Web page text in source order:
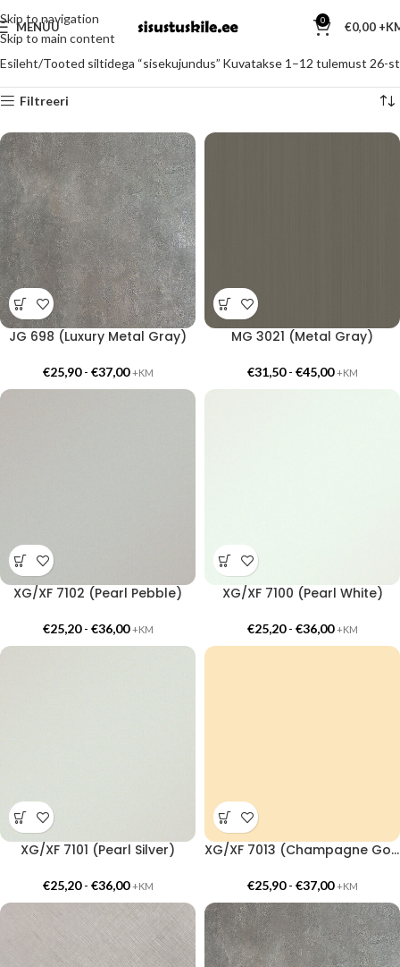
Skip to navigation
Skip to main content
MENÜÜ 0 €0,00
Esileht Tooted siltidega “sisekujundus” Kuvatakse 1–12 tulemust 26-st
Filtreeri
JG 698 (Luxury Metal Gray)
€25,90- €37,00 +KM
MG 3021 (Metal Gray)
€31,50- €45,00 +KM
XG/XF 7102 (Pearl Pebble)
€25,20- €36,00 +KM
XG/XF 7100 (Pearl White)
€25,20- €36,00 +KM
XG/XF 7101 (Pearl Silver)
€25,20- €36,00 +KM
XG/XF 7013 (Champagne Gold Premium)
€25,90- €37,00 +KM